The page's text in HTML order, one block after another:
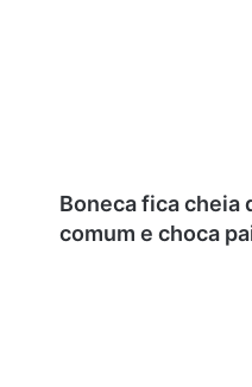
Boneca fica cheia
comum e choca